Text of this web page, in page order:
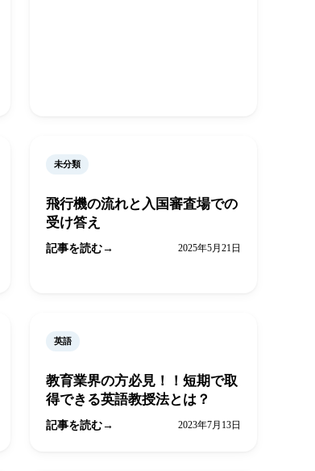
未分類
飛行機の流れと入国審査場での
受け答え
記事を読む 2025年5月21日
英語
教育業界の方必見！！短期で取
得できる英語教授法とは？
記事を読む 2023年7月13日